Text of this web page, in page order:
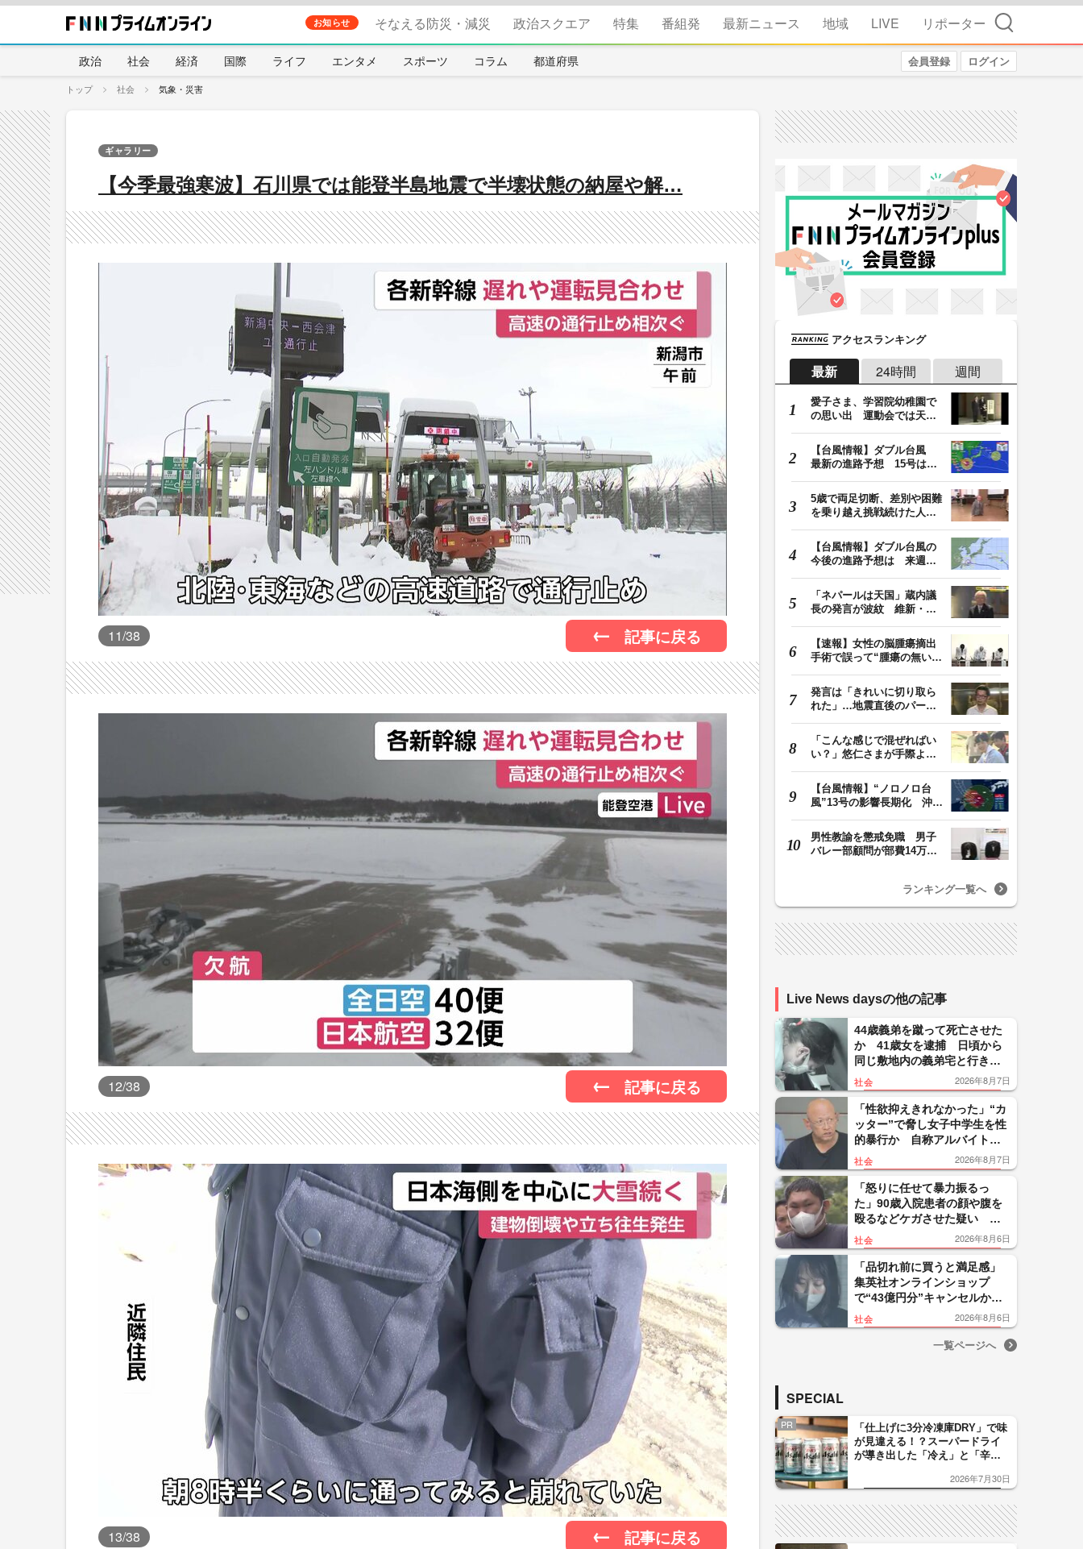
お知らせ そなえる防災・減災 政治スクエア 特集 番組発 最新ニュース 地域 LIVE リポーター 検索
政治 社会 経済 国際 ライフ エンタメ スポーツ コラム 都道府県 会員登録 ログイン
トップ 社会 気象・災害
【今季最強寒波】石川県では能登半島地震で半壊状態の納屋や解…
ギャラリー
11/38 記事に戻る
12/38 記事に戻る
13/38 記事に戻る
アクセスランキング
最新 24時間 週間
愛子さま、学習院幼稚園で
の思い出 運動会では天皇
【台風情報】ダブル台風
最新の進路予想 15号は北
5歳で両足切断、差別や困難
を乗り越え挑戦続けた人
【台風情報】ダブル台風の
今後の進路予想は 来週、
「ネパールは天国」蔵内議
長の発言が波紋 維新・吉
【速報】女性の脳腫瘍摘出
手術で誤って“腫瘍の無い部
発言は「きれいに切り取ら
れた」…地震直後のパーテ
「こんな感じで混ぜればい
い？」悠仁さまが手際よく
【台風情報】“ノロノロ台
風”13号の影響長期化 沖縄
男性教諭を懲戒免職 男子
バレー部顧問が部費14万円
ランキング一覧へ
Live News daysの他の記事
44歳義弟を蹴って死亡させた
か 41歳女を逮捕 日頃から
同じ敷地内の義弟宅と行き
来…夫は外出中 「生活態度
に不満」暴行繰り返したか
社会 2026年8月7日
「性欲抑えきれなかった」“カ
ッター”で脅し女子中学生を性
的暴行か 自称アルバイトの
56歳男を逮捕 千葉
社会 2026年8月7日
「怒りに任せて暴力振るっ
た」90歳入院患者の顔や腹を
殴るなどケガさせた疑い 看
護補助者の30歳男を逮捕 千
葉・袖ケ浦市
社会 2026年8月6日
「品切れ前に買うと満足感」
集英社オンラインショップ
で“43億円分”キャンセルか
200超のメールアカウント使い
大量注文 32歳女を逮捕
社会 2026年8月6日
一覧ページへ
SPECIAL
PR
「仕上げに3分冷凍庫DRY」で味
が見違える！？スーパードライ
が導き出した「冷え」と「辛
した「辛口カーブ」が飲み頃の
2026年7月30日